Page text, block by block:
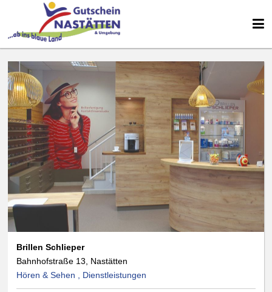
Brillen Schlieper
Bahnhofstraße 13, Nastätten
Hören & Sehen , Dienstleistungen